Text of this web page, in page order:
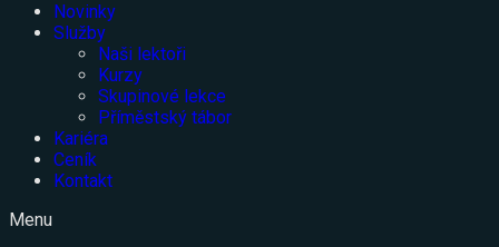
Novinky
Služby
Naši lektoři
Kurzy
Skupinové lekce
Příměstský tábor
Kariéra
Ceník
Kontakt
Menu